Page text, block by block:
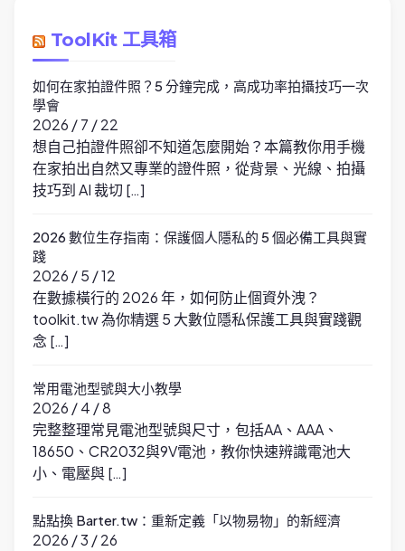
ToolKit 工具箱
如何在家拍證件照？5 分鐘完成，高成功率拍攝技巧一次
學會
2026 / 7 / 22
想自己拍證件照卻不知道怎麼開始？本篇教你用手機
在家拍出自然又專業的證件照，從背景、光線、拍攝
技巧到 AI 裁切 […]
2026 數位生存指南：保護個人隱私的 5 個必備工具與實
踐
2026 / 5 / 12
在數據橫行的 2026 年，如何防止個資外洩？
toolkit.tw 為你精選 5 大數位隱私保護工具與實踐觀
念 […]
常用電池型號與大小教學
2026 / 4 / 8
完整整理常見電池型號與尺寸，包括AA、AAA、
18650、CR2032與9V電池，教你快速辨識電池大
小、電壓與 […]
點點換 Barter.tw：重新定義「以物易物」的新經濟
2026 / 3 / 26